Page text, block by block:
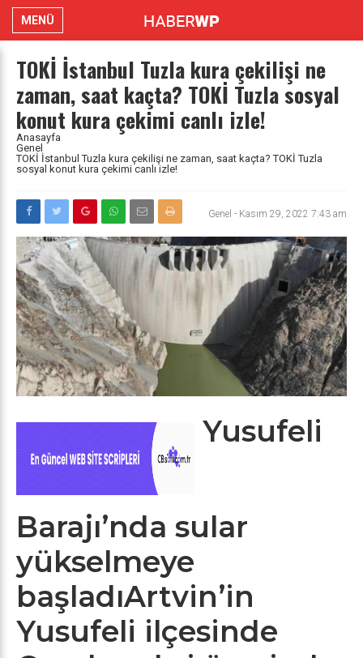
MENÜ
TOKİ İstanbul Tuzla kura çekilişi ne
zaman, saat kaçta? TOKİ Tuzla sosyal
konut kura çekimi canlı izle!
Anasayfa
Genel
TOKİ İstanbul Tuzla kura çekilişi ne zaman, saat kaçta? TOKİ Tuzla
sosyal konut kura çekimi canlı izle!
Genel - Kasım 29, 2022 7:43 am
Yusufeli
Barajı’nda sular
yükselmeye
başladıArtvin’in
Yusufeli ilçesinde